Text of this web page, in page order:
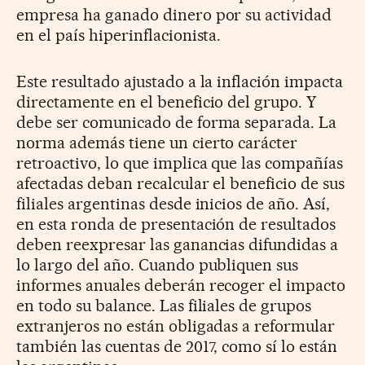
empresa ha ganado dinero por su actividad
en el país hiperinflacionista.
Este resultado ajustado a la inflación impacta
directamente en el beneficio del grupo. Y
debe ser comunicado de forma separada. La
norma además tiene un cierto carácter
retroactivo, lo que implica que las compañías
afectadas deban recalcular el beneficio de sus
filiales argentinas desde inicios de año. Así,
en esta ronda de presentación de resultados
deben reexpresar las ganancias difundidas a
lo largo del año. Cuando publiquen sus
informes anuales deberán recoger el impacto
en todo su balance. Las filiales de grupos
extranjeros no están obligadas a reformular
también las cuentas de 2017, como sí lo están